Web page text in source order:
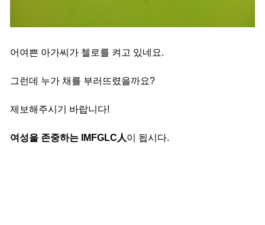
어여쁜 아가씨가 첼로를 켜고 있네요.
그런데 누가 채를 부러뜨렸을까요?
제보해주시기 바랍니다!
여성을 존중하는 IMFGLC人이 됩시다.